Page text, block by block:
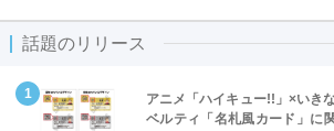
話題のリリース
アニメ「ハイキュー!!」×いき
ベルティ「名札風カード」に